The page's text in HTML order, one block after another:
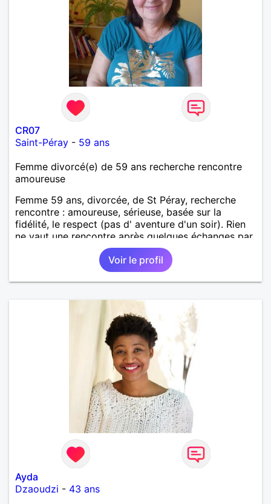
CR07
Saint-Péray - 59 ans
Femme divorcé(e) de 59 ans recherche rencontre
amoureuse
Femme 59 ans, divorcée, de St Péray, recherche
rencontre : amoureuse, sérieuse, basée sur la
fidélité, le respect (pas d' aventure d'un soir). Rien
ne vaut une rencontre après quelques échanges par
messages pour savoir si il y a un feeling entre les
deux et le désir de se revoir. Au plaisir de se
Voir le profil
Ayda
Dzaoudzi - 43 ans